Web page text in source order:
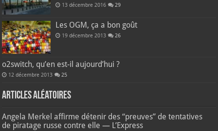
13 décembre 2016 29
Les OGM, ça a bon goût
19 décembre 2013 26
o2switch, qu’en est-il aujourd’hui ?
12 décembre 2013 25
Articles aléatoires
Angela Merkel affirme détenir des “preuves” de tentatives
de piratage russe contre elle — L’Express